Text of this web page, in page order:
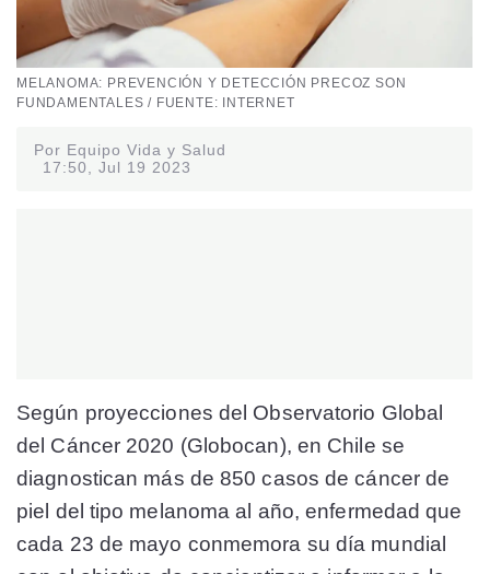
MELANOMA: PREVENCIÓN Y DETECCIÓN PRECOZ SON
FUNDAMENTALES / FUENTE: INTERNET
Por Equipo Vida y Salud
17:50, Jul 19 2023
Según proyecciones del Observatorio Global
del Cáncer 2020 (Globocan), en Chile se
diagnostican más de 850 casos de cáncer de
piel del tipo melanoma al año, enfermedad que
cada 23 de mayo conmemora su día mundial